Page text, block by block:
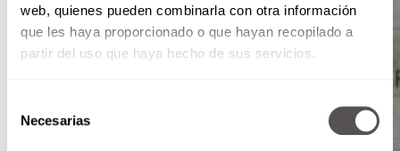
web, quienes pueden combinarla con otra información
que les haya proporcionado o que hayan recopilado a
partir del uso que haya hecho de sus servicios.
Necesarias